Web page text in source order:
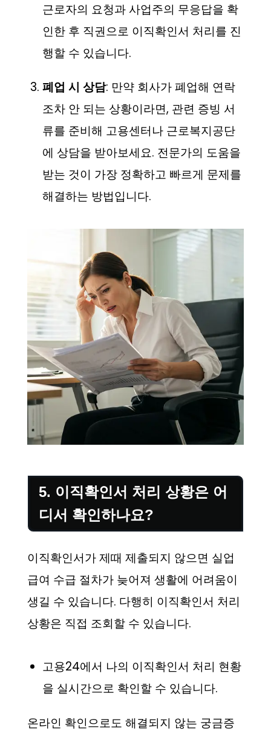
근로자의 요청과 사업주의 무응답을 확
인한 후 직권으로 이직확인서 처리를 진
행할 수 있습니다.
폐업 시 상담: 만약 회사가 폐업해 연락
조차 안 되는 상황이라면, 관련 증빙 서
류를 준비해 고용센터나 근로복지공단
에 상담을 받아보세요. 전문가의 도움을
받는 것이 가장 정확하고 빠르게 문제를
해결하는 방법입니다.
5. 이직확인서 처리 상황은 어
디서 확인하나요?
이직확인서가 제때 제출되지 않으면 실업
급여 수급 절차가 늦어져 생활에 어려움이
생길 수 있습니다. 다행히 이직확인서 처리
상황은 직접 조회할 수 있습니다.
고용24에서 나의 이직확인서 처리 현황
을 실시간으로 확인할 수 있습니다.
온라인 확인으로도 해결되지 않는 궁금증